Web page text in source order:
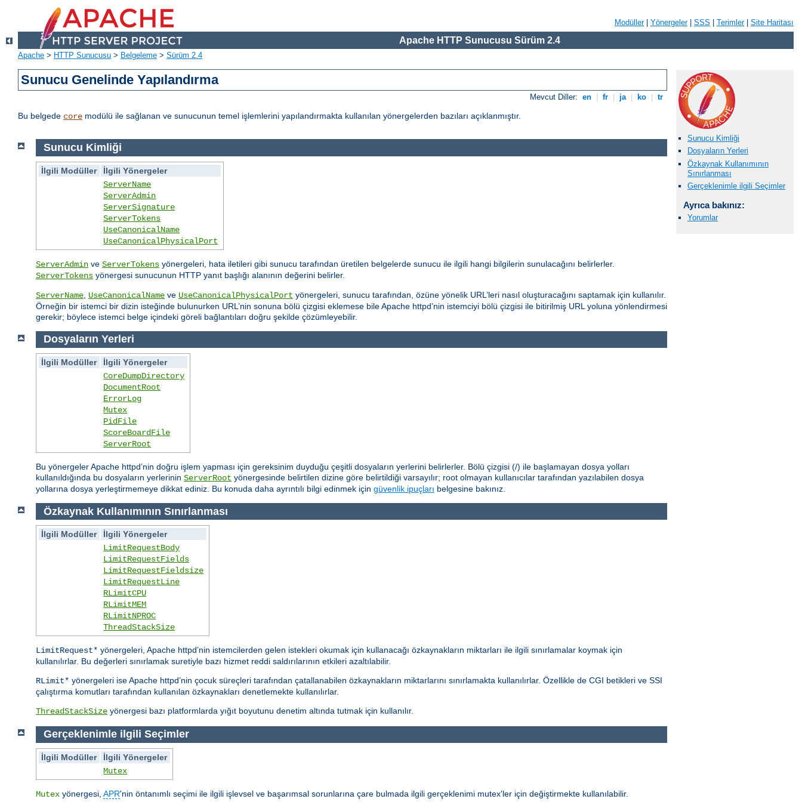
Modüller| Yönergeler| SSS Terimler| Site Haritası
Apache HTTP Sunucusu Sürüm 2.4
Apache > HTTP Sunucusu > Belgeleme > Sürüm 2.4
Sunucu Genelinde Yapılandırma
Mevcut Diller: en fr ja ko tr
Bu belgede core modülü ile sağlanan ve sunucunun temel işlemlerini yapılandırmakta kullanılan yönergelerden bazıları açıklanmıştır.
Sunucu Kimliği
Dosyaların Yerleri
Özkaynak Kullanımının
Sınırlanması
Gerçeklenimle ilgili Seçimler
Ayrıca bakınız:
Yorumlar
Sunucu Kimliği
İlgili Modüller
İlgili Yönergeler
ServerName
ServerAdmin
ServerSignature
ServerTokens
UseCanonicalName
UseCanonicalPhysicalPort
ServerAdmin ve ServerTokens yönergeleri, hata iletileri gibi sunucu tarafından üretilen belgelerde sunucu ile ilgili hangi bilgilerin sunulacağını belirlerler.
ServerTokens yönergesi sunucunun HTTP yanıt başlığı alanının değerini belirler.
ServerName UseCanonicalName ve UseCanonicalPhysicalPort yönergeleri, sunucu tarafından, özüne yönelik URL’leri nasıl oluşturacağını saptamak için kullanılır.
Örneğin bir istemci bir dizin isteğinde bulunurken URL’nin sonuna bölü çizgisi eklemese bile Apache httpd’nin istemciyi bölü çizgisi ile bitirilmiş URL yoluna yönlendirmesi
gerekir; böylece istemci belge içindeki göreli bağlantıları doğru şekilde çözümleyebilir.
Dosyaların Yerleri
İlgili Modüller
İlgili Yönergeler
CoreDumpDirectory
DocumentRoot
ErrorLog
Mutex
PidFile
ScoreBoardFile
ServerRoot
Bu yönergeler Apache httpd’nin doğru işlem yapması için gereksinim duyduğu çeşitli dosyaların yerlerini belirlerler. Bölü çizgisi (/) ile başlamayan dosya yolları
kullanıldığında bu dosyaların yerlerinin ServerRoot yönergesinde belirtilen dizine göre belirtildiği varsayılır; root olmayan kullanıcılar tarafından yazılabilen dosya
yollarına dosya yerleştirmemeye dikkat ediniz. Bu konuda daha ayrıntılı bilgi edinmek için güvenlik ipuçları belgesine bakınız.
Özkaynak Kullanımının Sınırlanması
İlgili Modüller
İlgili Yönergeler
LimitRequestBody
LimitRequestFields
LimitRequestFieldsize
LimitRequestLine
RLimitCPU
RLimitMEM
RLimitNPROC
ThreadStackSize
LimitRequest* yönergeleri, Apache httpd’nin istemcilerden gelen istekleri okumak için kullanacağı özkaynakların miktarları ile ilgili sınırlamalar koymak için
kullanılırlar. Bu değerleri sınırlamak suretiyle bazı hizmet reddi saldırılarının etkileri azaltılabilir.
RLimit* yönergeleri ise Apache httpd’nin çocuk süreçleri tarafından çatallanabilen özkaynakların miktarlarını sınırlamakta kullanılırlar. Özellikle de CGI betikleri ve SSI
çalıştırma komutları tarafından kullanılan özkaynakları denetlemekte kullanılırlar.
ThreadStackSize yönergesi bazı platformlarda yığıt boyutunu denetim altında tutmak için kullanılır.
Gerçeklenimle ilgili Seçimler
İlgili Modüller
İlgili Yönergeler
Mutex
Mutex yönergesi, APR'nin öntanımlı seçimi ile ilgili işlevsel ve başarımsal sorunlarına çare bulmada ilgili gerçeklenimi mutex'ler için değiştirmekte kullanılabilir.